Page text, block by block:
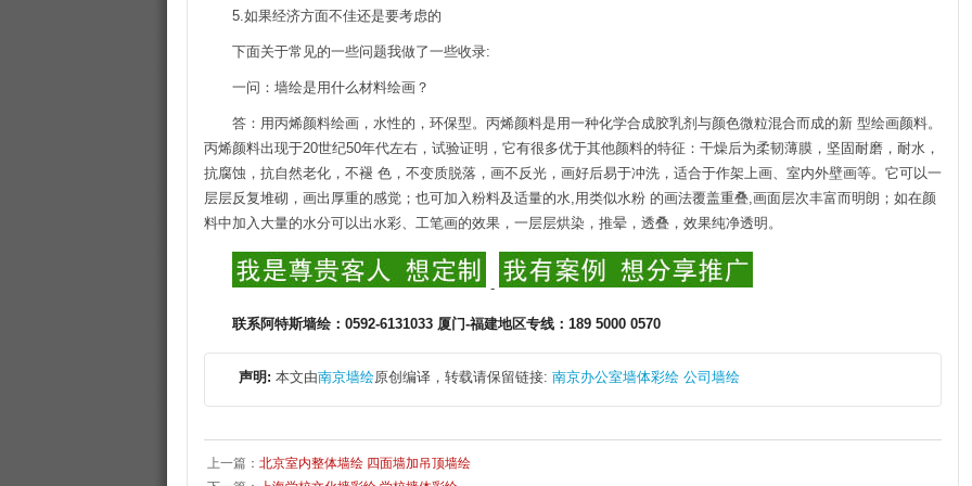
5.如果经济方面不佳还是要考虑的
下面关于常见的一些问题我做了一些收录:
一问：墙绘是用什么材料绘画？
答：用丙烯颜料绘画，水性的，环保型。丙烯颜料是用一种化学合成胶乳剂与颜色微粒混合而成的新 型绘画颜料。
丙烯颜料出现于20世纪50年代左右，试验证明，它有很多优于其他颜料的特征：干燥后为柔韧薄膜，坚固耐磨，耐水，
抗腐蚀，抗自然老化，不褪 色，不变质脱落，画不反光，画好后易于冲洗，适合于作架上画、室内外壁画等。它可以一
层层反复堆砌，画出厚重的感觉；也可加入粉料及适量的水,用类似水粉 的画法覆盖重叠,画面层次丰富而明朗；如在颜
料中加入大量的水分可以出水彩、工笔画的效果，一层层烘染，推晕，透叠，效果纯净透明。
-
联系阿特斯墙绘：0592-6131033 厦门-福建地区专线：189 5000 0570
声明: 本文由南京墙绘原创编译，转载请保留链接: 南京办公室墙体彩绘 公司墙绘
上一篇： 北京室内整体墙绘 四面墙加吊顶墙绘